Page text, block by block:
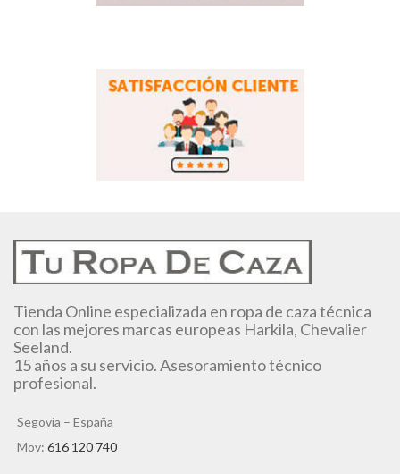
Tienda Online especializada en ropa de caza técnica
con las mejores marcas europeas Harkila, Chevalier
Seeland.
15 años a su servicio. Asesoramiento técnico
profesional.
Segovia – España
Mov: 616 120 740